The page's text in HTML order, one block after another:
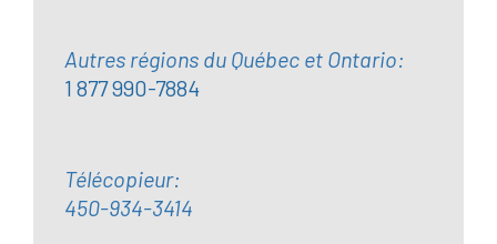
Autres régions du Québec et Ontario:
1 877 990-7884
Télécopieur:
450-934-3414